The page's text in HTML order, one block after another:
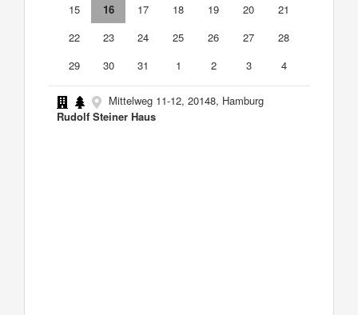
15
16 17 18 19 20
21
22
23 24 25 26 27
28
29
30 31 1 2 3 4
Mittelweg 11-12, 20148, Hamburg
Rudolf Steiner Haus